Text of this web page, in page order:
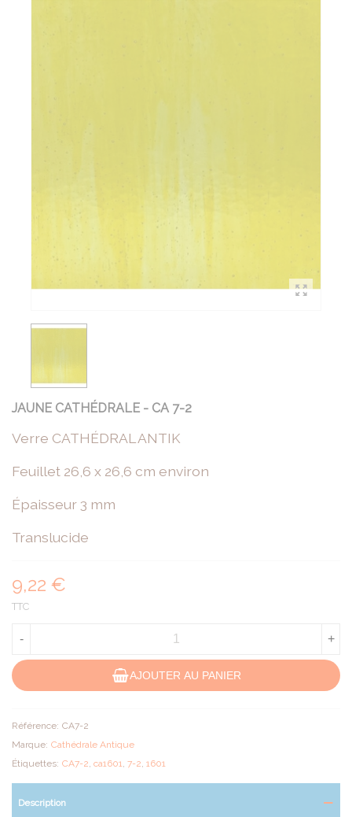
JAUNE CATHÉDRALE - CA 7-2
Verre CATHÉDRAL ANTIK
Feuillet 26,6 x 26,6 cm environ
Épaisseur 3 mm
Translucide
9,22 €
TTC
- +
AJOUTER AU PANIER
Référence: CA7-2
Marque: Cathédrale Antique
Étiquettes: CA7-2 ca1601 7-2 1601
Description